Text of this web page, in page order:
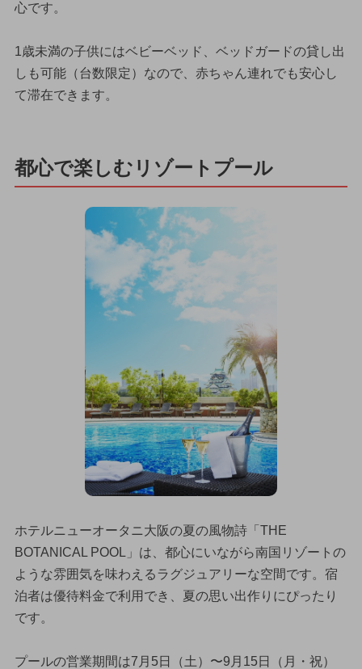
心です。
1歳未満の子供にはベビーベッド、ベッドガードの貸し出
しも可能（台数限定）なので、赤ちゃん連れでも安心し
て滞在できます。
都心で楽しむリゾートプール
ホテルニューオータニ大阪の夏の風物詩「THE
BOTANICAL POOL」は、都心にいながら南国リゾートの
ような雰囲気を味わえるラグジュアリーな空間です。宿
泊者は優待料金で利用でき、夏の思い出作りにぴったり
です。
プールの営業期間は7月5日（土）〜9月15日（月・祝）